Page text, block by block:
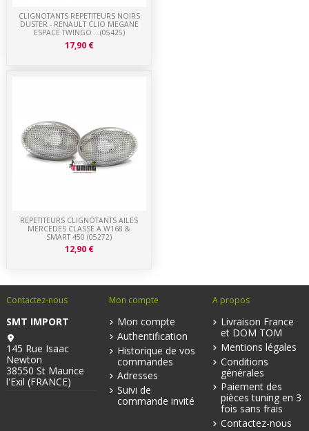
REPETITEURS CLIGNOTANTS AILES
MERCEDES CLASSE A W168 &
SMART 450 (05272)
12,90 €
CLIGNOTANTS REPETITEURS NOIRS
DUSTER - RENAULT CLIO MEGANE
ESPACE TWINGO ...(05425)
17,90 €
Contactez-nous
SMT IMPORT
145 Rue Isaac
Newton
38550 St Maurice
l'Exil (FRANCE)
Mon compte
Mon compte
Authentification
Historique de vos
commandes
Adresses
Suivi de
commande invité
A propos
Livraison France
et DOM TOM
Mentions légales
Conditions
générales
Paiement des
pièces tuning en 3
fois sans frais
Contactez-nous